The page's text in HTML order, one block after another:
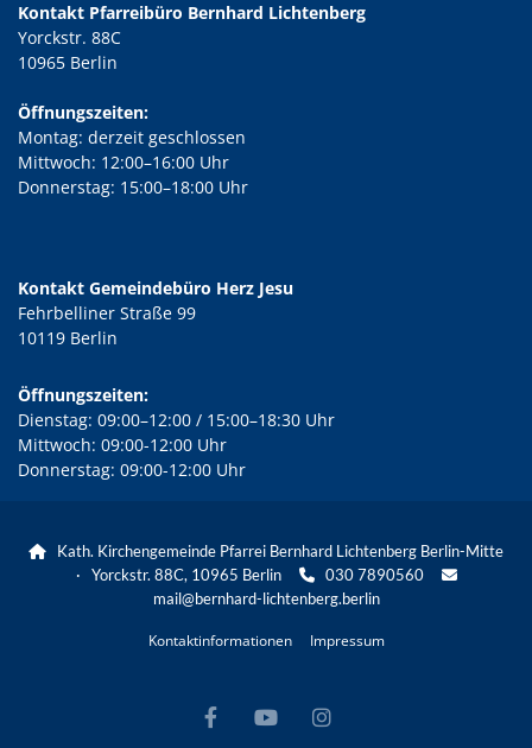
Kontakt Pfarreibüro Bernhard Lichtenberg
Yorckstr. 88C
10965 Berlin
Öffnungszeiten:
Montag: derzeit geschlossen
Mittwoch: 12:00–16:00 Uhr
Donnerstag: 15:00–18:00 Uhr
Kontakt Gemeindebüro Herz Jesu
Fehrbelliner Straße 99
10119 Berlin
Öffnungszeiten:
Dienstag: 09:00–12:00 / 15:00–18:30 Uhr
Mittwoch: 09:00-12:00 Uhr
Donnerstag: 09:00-12:00 Uhr

Kath. Kirchengemeinde Pfarrei Bernhard Lichtenberg Berlin-Mitte
· Yorckstr. 88C, 10965 Berlin
030 7890560 
mail@bernhard-lichtenberg.berlin
Kontaktinformationen Impressum